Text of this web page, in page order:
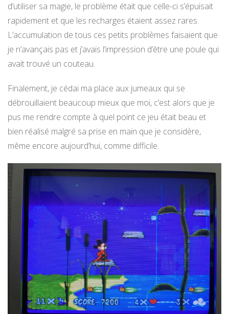
d’utiliser sa magie, le problème était que celle-ci s’épuisait
rapidement et que les recharges étaient assez rares.
L’accumulation de tous ces petits problèmes faisaient que
je n’avançais pas et j’avais l’impression d’être une poule qui
avait trouvé un couteau.
Finalement, je cédai ma place aux jumeaux qui se
débrouillaient beaucoup mieux que moi, c’est alors que je
pus me rendre compte à quel point ce jeu était beau et
bien réalisé malgré sa prise en main que je considère,
même encore aujourd’hui, comme difficile.